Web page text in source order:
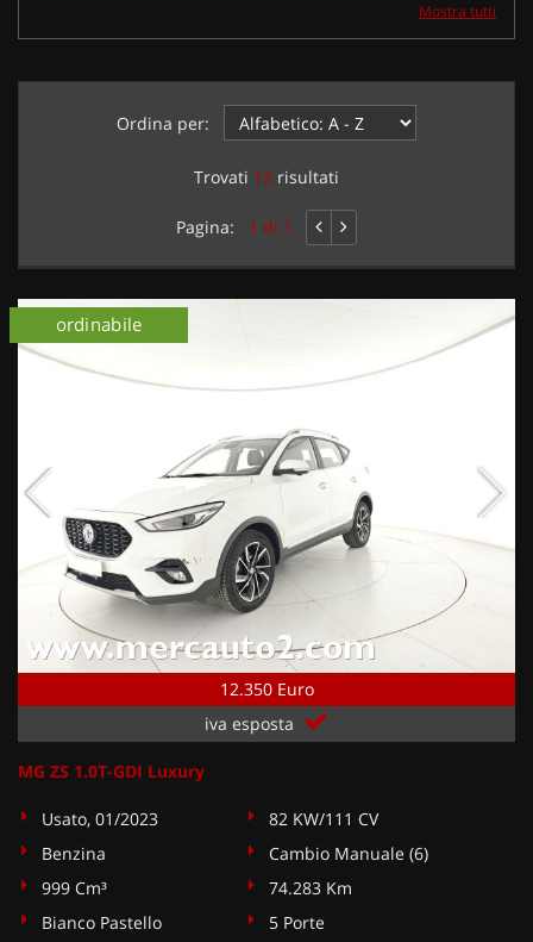
Mostra tutti
Ordina per:
Trovati 12 risultati
Pagina: 1 di 1
12.350 Euro
iva esposta
ordinabile
MG ZS 1.0T-GDI Luxury
Usato, 01/2023
82 KW/111 CV
Benzina
Cambio Manuale (6)
999 Cm³
74.283 Km
Bianco Pastello
5 Porte